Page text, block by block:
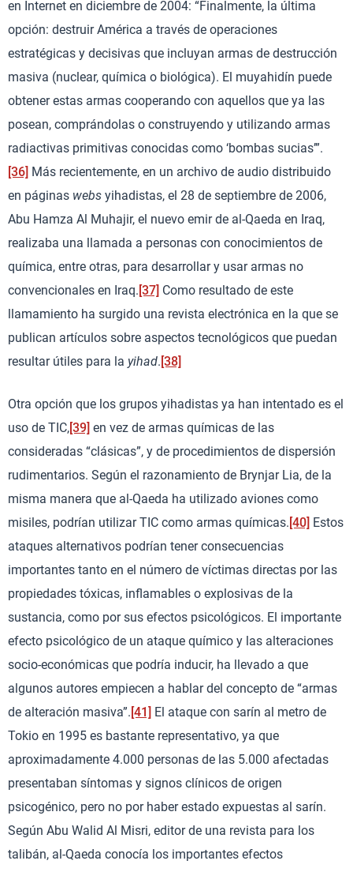
en Internet en diciembre de 2004: “Finalmente, la última
opción: destruir América a través de operaciones
estratégicas y decisivas que incluyan armas de destrucción
masiva (nuclear, química o biológica). El muyahidín puede
obtener estas armas cooperando con aquellos que ya las
posean, comprándolas o construyendo y utilizando armas
radiactivas primitivas conocidas como ‘bombas sucias’”.
[36] Más recientemente, en un archivo de audio distribuido
en páginas webs yihadistas, el 28 de septiembre de 2006,
Abu Hamza Al Muhajir, el nuevo emir de al-Qaeda en Iraq,
realizaba una llamada a personas con conocimientos de
química, entre otras, para desarrollar y usar armas no
convencionales en Iraq. [37] Como resultado de este
llamamiento ha surgido una revista electrónica en la que se
publican artículos sobre aspectos tecnológicos que puedan
resultar útiles para la yihad. [38]
Otra opción que los grupos yihadistas ya han intentado es el
uso de TIC,[39] en vez de armas químicas de las
consideradas “clásicas”, y de procedimientos de dispersión
rudimentarios. Según el razonamiento de Brynjar Lia, de la
misma manera que al-Qaeda ha utilizado aviones como
misiles, podrían utilizar TIC como armas químicas. [40] Estos
ataques alternativos podrían tener consecuencias
importantes tanto en el número de víctimas directas por las
propiedades tóxicas, inflamables o explosivas de la
sustancia, como por sus efectos psicológicos. El importante
efecto psicológico de un ataque químico y las alteraciones
socio-económicas que podría inducir, ha llevado a que
algunos autores empiecen a hablar del concepto de “armas
de alteración masiva”. [41] El ataque con sarín al metro de
Tokio en 1995 es bastante representativo, ya que
aproximadamente 4.000 personas de las 5.000 afectadas
presentaban síntomas y signos clínicos de origen
psicogénico, pero no por haber estado expuestas al sarín.
Según Abu Walid Al Misri, editor de una revista para los
talibán, al-Qaeda conocía los importantes efectos